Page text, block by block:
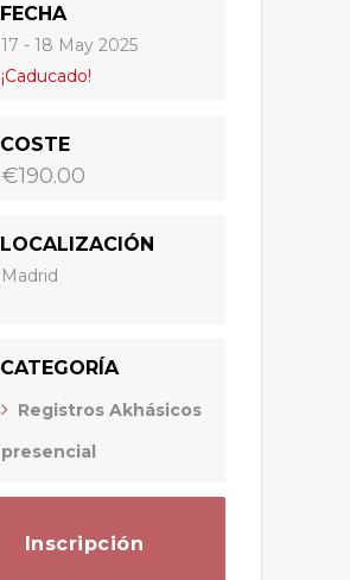
FECHA
17 - 18 May 2025
¡Caducado!
COSTE
€190.00
LOCALIZACIÓN
Madrid
CATEGORÍA
Registros Akhásicos
presencial
Inscripción